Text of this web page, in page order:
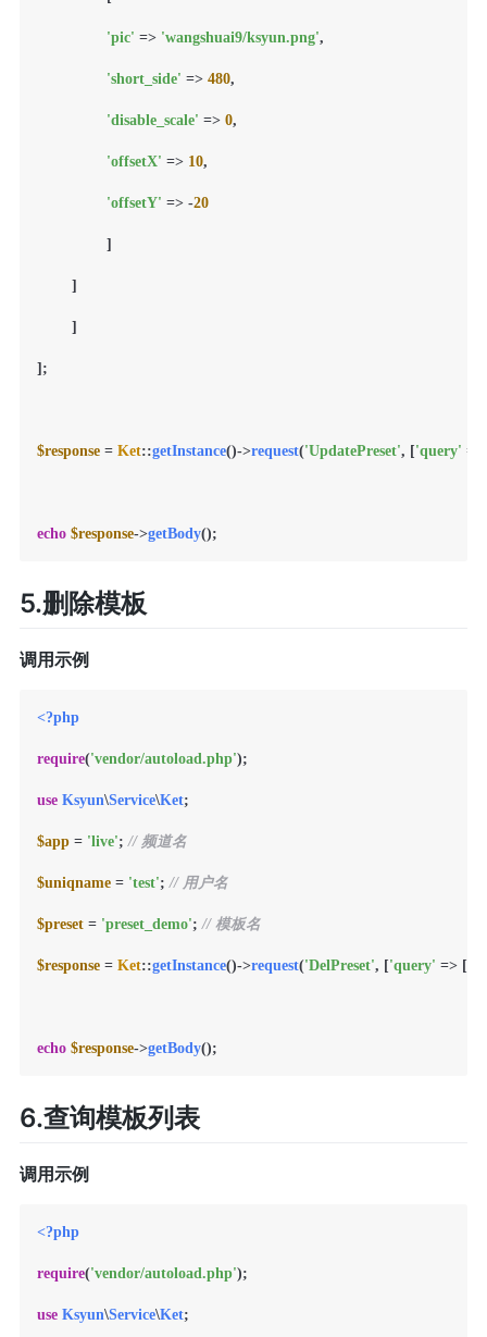
'pic' => 'wangshuai9/ksyun.png',
'short_side' => 480,
'disable_scale' => 0,
'offsetX' => 10,
'offsetY' => -20
];
$response = Ket::getInstance()->request('UpdatePreset', ['query'
echo $response->getBody
5.删除模板
调用示例
<?php
require('vendor/autoload.php');
use Ksyun\Service\Ket;
$app = 'live'; // 频道名
$uniqname = 'test'; // 用户名
$preset = 'preset_demo'; // 模板名
$response = Ket::getInstance()->request('DelPreset', ['query' => [
echo $response->getBody
6.查询模板列表
调用示例
<?php
require('vendor/autoload.php');
use Ksyun\Service\Ket;